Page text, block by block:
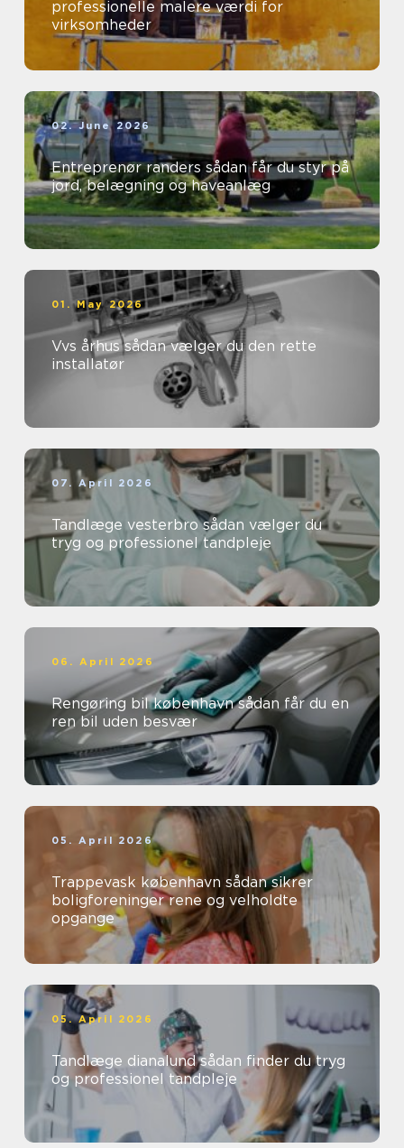
professionelle malere værdi for
virksomheder
02. June 2026
Entreprenør randers sådan får du styr på
jord, belægning og haveanlæg
01. May 2026
Vvs århus sådan vælger du den rette
installatør
07. April 2026
Tandlæge vesterbro sådan vælger du
tryg og professionel tandpleje
06. April 2026
Rengøring bil københavn sådan får du en
ren bil uden besvær
05. April 2026
Trappevask københavn sådan sikrer
boligforeninger rene og velholdte
opgange
05. April 2026
Tandlæge dianalund sådan finder du tryg
og professionel tandpleje